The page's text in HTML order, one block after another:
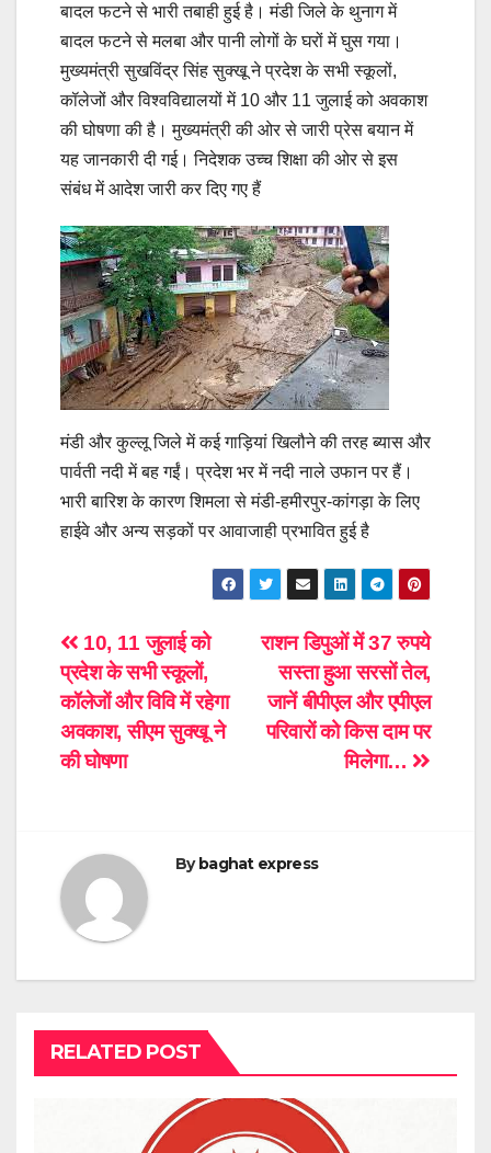
बादल फटने से भारी तबाही हुई है। मंडी जिले के थुनाग में
बादल फटने से मलबा और पानी लोगों के घरों में घुस गया।
मुख्यमंत्री सुखविंद्र सिंह सुक्खू ने प्रदेश के सभी स्कूलों,
कॉलेजों और विश्वविद्यालयों में 10 और 11 जुलाई को अवकाश
की घोषणा की है। मुख्यमंत्री की ओर से जारी प्रेस बयान में
यह जानकारी दी गई। निदेशक उच्च शिक्षा की ओर से इस
संबंध में आदेश जारी कर दिए गए हैं
मंडी और कुल्लू जिले में कई गाड़ियां खिलौने की तरह ब्यास और
पार्वती नदी में बह गईं। प्रदेश भर में नदी नाले उफान पर हैं।
भारी बारिश के कारण शिमला से मंडी-हमीरपुर-कांगड़ा के लिए
हाईवे और अन्य सड़कों पर आवाजाही प्रभावित हुई है
Post
navigation
राशन डिपुओं में 37 रुपये
सस्ता हुआ सरसों तेल,
जानें बीपीएल और एपीएल
परिवारों को किस दाम पर
मिलेगा…
10, 11 जुलाई को
प्रदेश के सभी स्कूलों,
कॉलेजों और विवि में रहेगा
अवकाश, सीएम सुक्खू ने
की घोषणा
Bybaghat express
RELATED POST